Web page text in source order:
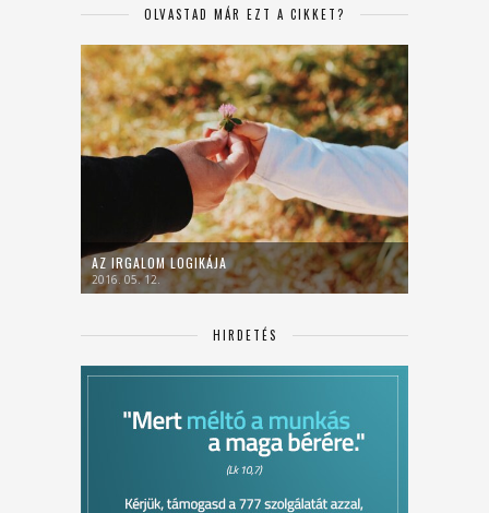
OLVASTAD MÁR EZT A CIKKET?
AZ IRGALOM LOGIKÁJA
2016. 05. 12.
HIRDETÉS